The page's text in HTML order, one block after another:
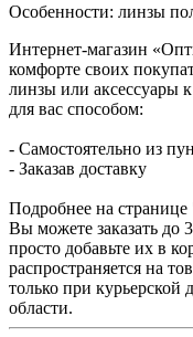
Особенности: линзы
Интернет-магазин
комфорте своих
линзы или
для вас способом:
- Cамостоятельно из
- Заказав доставку
Подробнее на
Вы можете заказать до
просто добавьте их в
распространяется на
только при курьерской
области.